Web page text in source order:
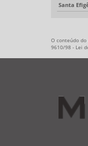
Santa
O conteúdo
9610/98 - Lei